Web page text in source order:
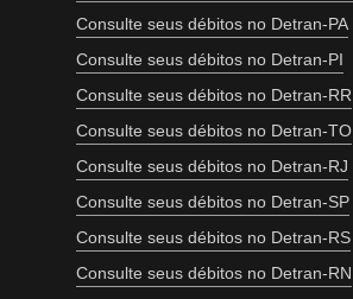
Consulte seus débitos no Detran-PA
Consulte seus débitos no Detran-PI
Consulte seus débitos no Detran-RR
Consulte seus débitos no Detran-TO
Consulte seus débitos no Detran-RJ
Consulte seus débitos no Detran-SP
Consulte seus débitos no Detran-RS
Consulte seus débitos no Detran-RN